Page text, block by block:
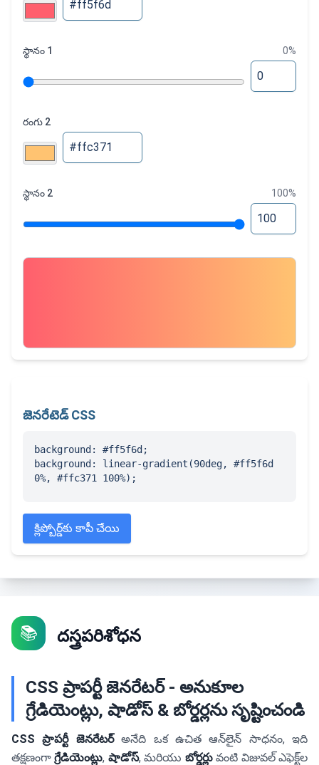
స్థానం 1 0%
రంగు 2
స్థానం 2 100%
జెనరేటెడ్ CSS
background: #ff5f6d;
background: linear-gradient(90deg, #ff5f6d
0%, #ffc371 100%);
క్లిప్బోర్డ్‌కు కాపీ చేయి
📚 దస్త్రపరిశోధన
CSS ప్రాపర్టీ జెనరేటర్ - అనుకూల
గ్రేడియెంట్లు, షాడోస్ & బోర్డర్లను సృష్టించండి
CSS ప్రాపర్టీ జెనరేటర్అనేది ఒక ఉచిత ఆన్‌లైన్ సాధనం, ఇది
తక్షణంగాగ్రేడియెంట్లు, షాడోస్, మరియు బోర్డర్లువంటి విజువల్ ఎఫెక్ట్‌ల